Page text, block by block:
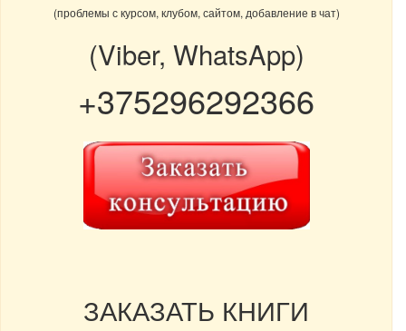
(проблемы с курсом, клубом, сайтом, добавление в чат)
(Viber, WhatsApp)
+375296292366
ЗАКАЗАТЬ КНИГИ